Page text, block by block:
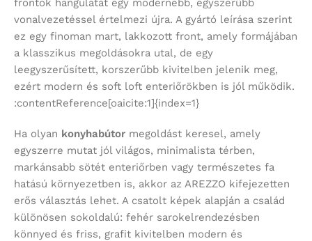
frontok hangulatát egy modernebb, egyszerűbb
vonalvezetéssel értelmezi újra. A gyártó leírása szerint
ez egy finoman mart, lakkozott front, amely formájában
a klasszikus megoldásokra utal, de egy
leegyszerűsített, korszerűbb kivitelben jelenik meg,
ezért modern és soft loft enteriőrökben is jól működik.
:contentReference[oaicite:1]{index=1}
Ha olyan konyhabútor megoldást keresel, amely
egyszerre mutat jól világos, minimalista térben,
markánsabb sötét enteriőrben vagy természetes fa
hatású környezetben is, akkor az AREZZO kifejezetten
erős választás lehet. A csatolt képek alapján a család
különösen sokoldalú: fehér sarokelrendezésben
könnyed és friss, grafit kivitelben modern és